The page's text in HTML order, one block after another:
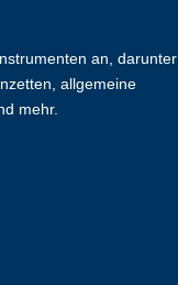
an, darunter
allgemeine
mehr.